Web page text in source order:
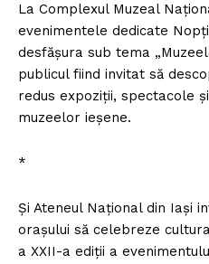
La Complexul Muzeal
evenimentele dedicate
desfăşura sub tema
publicul fiind invitat să
redus expoziţii, spectacole
muzeelor ieşene.
*
Şi Ateneul Naţional din Iaşi
oraşului să celebreze
a XXII-a ediţii a